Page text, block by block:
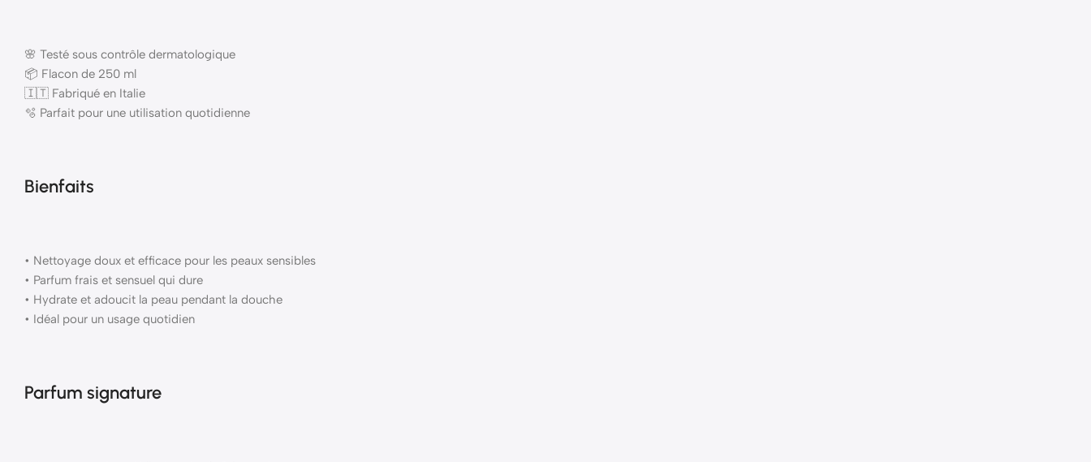
🌸 Testé sous contrôle dermatologique
📦 Flacon de 250 ml
🇮🇹 Fabriqué en Italie
🫧 Parfait pour une utilisation quotidienne
Bienfaits
• Nettoyage doux et efficace pour les peaux sensibles
• Parfum frais et sensuel qui dure
• Hydrate et adoucit la peau pendant la douche
• Idéal pour un usage quotidien
Parfum signature